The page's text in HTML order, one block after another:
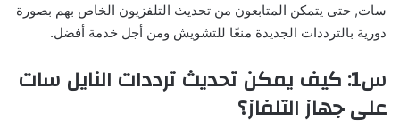
سات, حتى يتمكن المتابعون من تحديث التلفزيون الخاص بهم بصورة
دورية بالترددات الجديدة منعًا للتشويش ومن أجل خدمة أفضل.
س1: كيف يمكن تحديث ترددات النايل سات
على جهاز التلفاز؟